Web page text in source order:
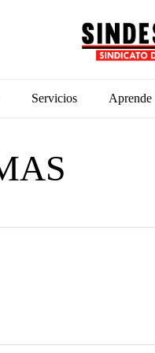
Servicios Aprende